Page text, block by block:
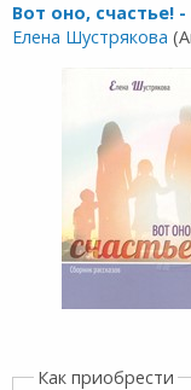
Вот оно, счастье!
Елена Шустрякова
Как приобрести